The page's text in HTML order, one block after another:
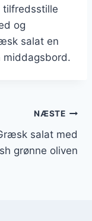
og
salat en
middagsbord.
NÆSTE
salat med
grønne oliven